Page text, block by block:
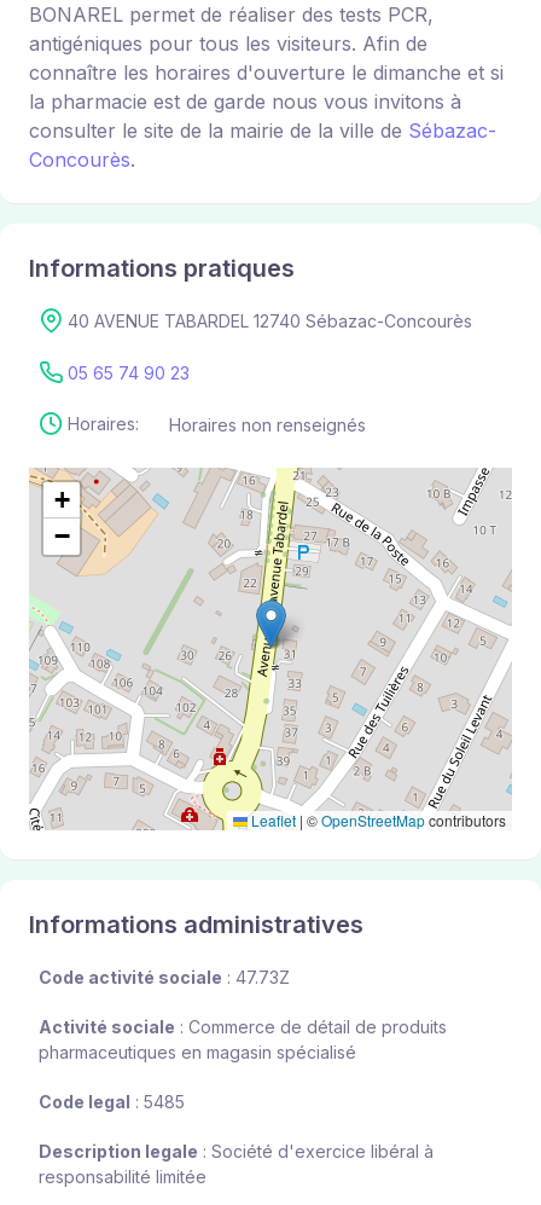
BONAREL permet de réaliser des tests PCR,
antigéniques pour tous les visiteurs. Afin de
connaître les horaires d'ouverture le dimanche et si
la pharmacie est de garde nous vous invitons à
consulter le site de la mairie de la ville de Sébazac-
Concourès.
Informations pratiques
40 AVENUE TABARDEL 12740 Sébazac-Concourès
05 65 74 90 23
Horaires: Horaires non renseignés
+
−
Leaflet | ©OpenStreetMapcontributors
Informations administratives
Code activité sociale : 47.73Z
Activité sociale : Commerce de détail de produits
pharmaceutiques en magasin spécialisé
Code legal : 5485
Description legale : Société d'exercice libéral à
responsabilité limitée